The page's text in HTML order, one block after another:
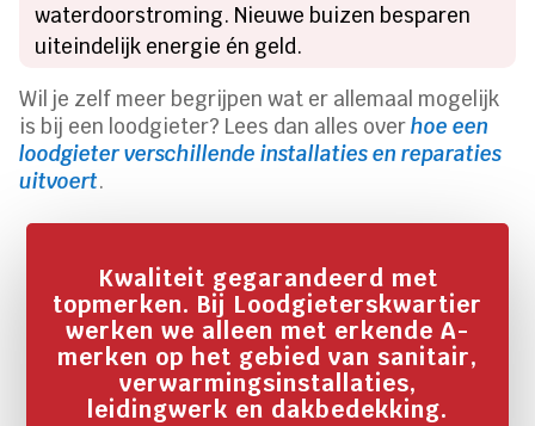
waterdoorstroming. Nieuwe buizen besparen
uiteindelijk energie én geld.
Wil je zelf meer begrijpen wat er allemaal mogelijk
is bij een loodgieter? Lees dan alles overhoe een
loodgieter verschillende installaties en reparaties
uitvoert.
Kwaliteit gegarandeerd met
topmerken. Bij Loodgieterskwartier
werken we alleen met erkende A-
merken op het gebied van sanitair,
verwarmingsinstallaties,
leidingwerk en dakbedekking.